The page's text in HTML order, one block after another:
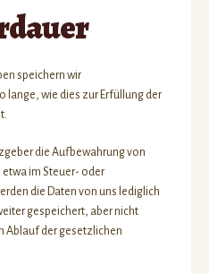
speichern wir
lange, wie dies zur Erfüllung der
die Aufbewahrung von
im Steuer- oder
die Daten von uns lediglich
gespeichert, aber nicht
Ablauf der gesetzlichen